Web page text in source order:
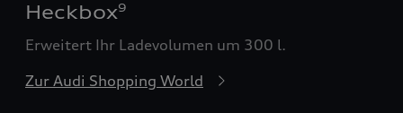
Heckbox9
Erweitert Ihr Ladevolumen um 300 l.
Zur Audi Shopping World